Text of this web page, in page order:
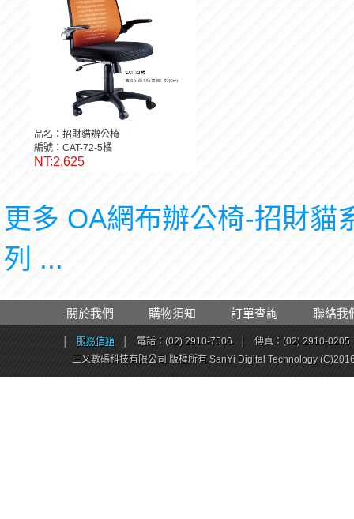
品名：招財貓辦公椅
編號：CAT-72-5橘
NT:2,625
更多 OA網布辦公椅-招財貓
列 ...
關於我們 購物須知 訂單查詢 聯絡我
服務信箱 電話：(02) 2910-7506
傳真：(02) 2910-0205
三乂數碼科技有限公司 版權所有 SanYi Digital Technology